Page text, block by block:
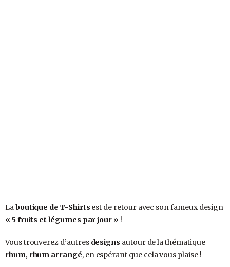
Laboutique de T-Shirts est de retour avec son fameux design
« 5 fruits et légumes par jour » !
Vous trouverez d’autres designs autour de la thématique
rhum, rhum arrangé, en espérant que cela vous plaise !